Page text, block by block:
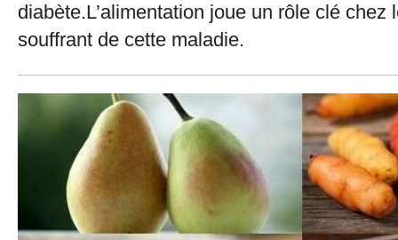
diabète.L’alimentation joue un rôle clé chez
souffrant de cette maladie.